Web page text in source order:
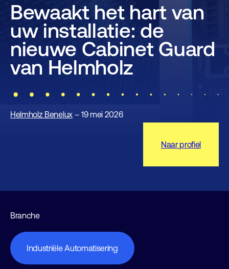
Bewaakt het hart van
uw installatie: de
nieuwe Cabinet Guard
van Helmholz
Helmholz Benelux– 19 mei 2026
Naar profiel
Branche
Industriële Automatisering